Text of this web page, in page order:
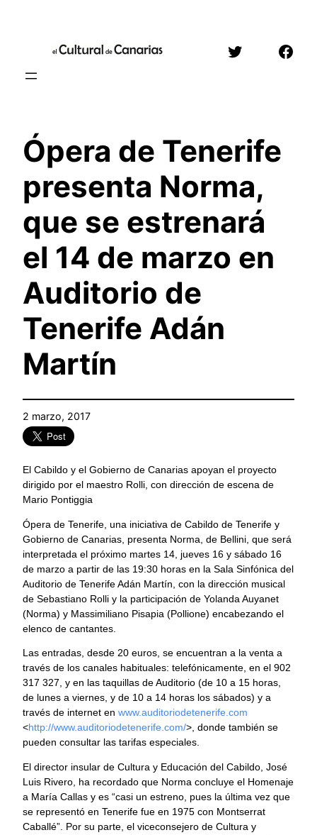
contenido
Twitter
Ópera de Tenerife
presenta Norma,
que se estrenará
el 14 de marzo en
Auditorio de
Tenerife Adán
Martín
2 marzo, 2017
El Cabildo y el Gobierno de Canarias apoyan el proyecto
dirigido por el maestro Rolli, con dirección de escena de
Mario Pontiggia
Ópera de Tenerife, una iniciativa de Cabildo de Tenerife y
Gobierno de Canarias, presenta Norma, de Bellini, que será
interpretada el próximo martes 14, jueves 16 y sábado 16
de marzo a partir de las 19:30 horas en la Sala Sinfónica del
Auditorio de Tenerife Adán Martín, con la dirección musical
de Sebastiano Rolli y la participación de Yolanda Auyanet
(Norma) y Massimiliano Pisapia (Pollione) encabezando el
elenco de cantantes.
Las entradas, desde 20 euros, se encuentran a la venta a
través de los canales habituales: telefónicamente, en el 902
317 327, y en las taquillas de Auditorio (de 10 a 15 horas,
de lunes a viernes, y de 10 a 14 horas los sábados) y a
través de internet en www.auditoriodetenerife.com
<http://www.auditoriodetenerife.com/>, donde también se
pueden consultar las tarifas especiales.
El director insular de Cultura y Educación del Cabildo, José
Luis Rivero, ha recordado que Norma concluye el Homenaje
a María Callas y es “casi un estreno, pues la última vez que
se representó en Tenerife fue en 1975 con Montserrat
Caballé”. Por su parte, el viceconsejero de Cultura y